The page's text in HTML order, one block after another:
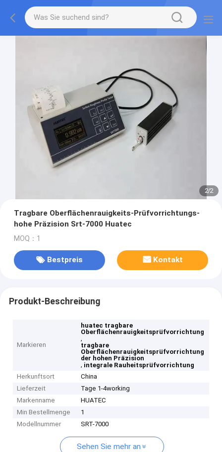
1/2
Tragbare Oberflächenrauigkeits-Prüfvorrichtungs-
hohe Präzision Srt-7000 Huatec
MOQ：1
Bestpreis Kontakt
Produkt-Beschreibung
Markieren
huatec tragbare
Oberflächenrauigkeitsprüfvorrichtung
,
tragbare
Oberflächenrauigkeitsprüfvorrichtung
der hohen Präzision
, integrale Rauheitsprüfvorrichtung
Herkunftsort
China
Lieferzeit
Tage 1-4working
Markenname
HUATEC
Min Bestellmenge
1
Modellnummer
SRT-7000
Sehen Sie mehr an